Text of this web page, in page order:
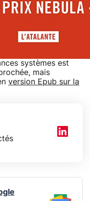
systèmes est
mais
version Epub sur la